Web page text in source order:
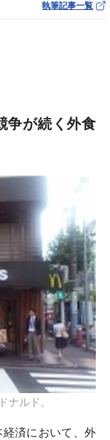
執筆記事一覧
争が続く外食
ナルド。
済において、外